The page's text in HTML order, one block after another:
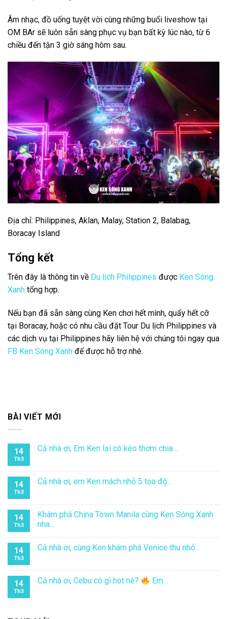
Âm nhạc, đồ uống tuyệt vời cùng những buổi liveshow tại
OM BAr sẽ luôn sẵn sàng phục vụ bạn bất kỳ lúc nào, từ 6
chiều đến tận 3 giờ sáng hôm sau.
Địa chỉ: Philippines, Aklan, Malay, Station 2, Balabag,
Boracay Island
Tổng kết
Trên đây là thông tin về Du lịch Philippines được Ken Sóng
Xanh tổng hợp.
Nếu bạn đã sẵn sàng cùng Ken chơi hết mình, quẩy hết cỡ
tại Boracay, hoặc có nhu cầu đặt Tour Du lịch Philippines và
các dịch vụ tại Philippines hãy liên hệ với chúng tôi ngay qua
FB Ken Sóng Xanh để được hỗ trợ nhé.
BÀI VIẾT MỚI
14
Th3
Cả nhà ơi, Em Ken lại có kèo thơm chia…
14
Th3
Cả nhà ơi, em Ken mách nhỏ 5 tọa độ…
14
Th3
Khám phá China Town Manila cùng Ken Sóng Xanh
nha…
14
Th3
Cả nhà ơi, cùng Ken khám phá Venice thu nhỏ…
14
Th3
Cả nhà ơi, Cebu có gì hot nè? Em…